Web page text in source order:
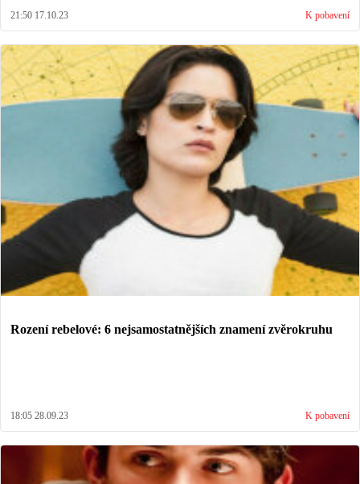
21:50 17.10.23 K pobavení
Rození rebelové: 6 nejsamostatnějších znamení zvěrokruhu
18:05 28.09.23 K pobavení